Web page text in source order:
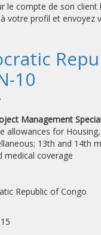
le compte de son
votre profil et
10
Management
allowances for
13th and 14th
medical coverage
Republic of Congo